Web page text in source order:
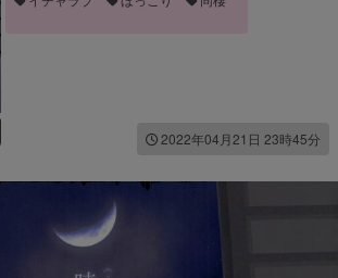
2022年04月21日 23時45分